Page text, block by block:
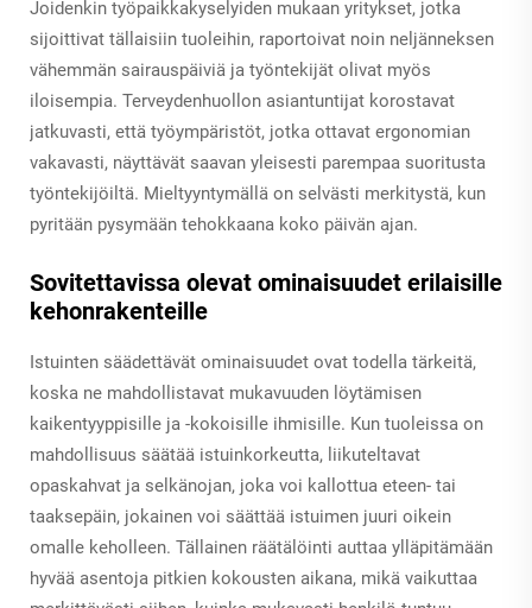
Joidenkin työpaikkakyselyiden mukaan yritykset, jotka
sijoittivat tällaisiin tuoleihin, raportoivat noin neljänneksen
vähemmän sairauspäiviä ja työntekijät olivat myös
iloisempia. Terveydenhuollon asiantuntijat korostavat
jatkuvasti, että työympäristöt, jotka ottavat ergonomian
vakavasti, näyttävät saavan yleisesti parempaa suoritusta
työntekijöiltä. Mieltyyntymällä on selvästi merkitystä, kun
pyritään pysymään tehokkaana koko päivän ajan.
Sovitettavissa olevat ominaisuudet erilaisille
kehonrakenteille
Istuinten säädettävät ominaisuudet ovat todella tärkeitä,
koska ne mahdollistavat mukavuuden löytämisen
kaikentyyppisille ja -kokoisille ihmisille. Kun tuoleissa on
mahdollisuus säätää istuinkorkeutta, liikuteltavat
opaskahvat ja selkänojan, joka voi kallottua eteen- tai
taaksepäin, jokainen voi säättää istuimen juuri oikein
omalle keholleen. Tällainen räätälöinti auttaa ylläpitämään
hyvää asentoja pitkien kokousten aikana, mikä vaikuttaa